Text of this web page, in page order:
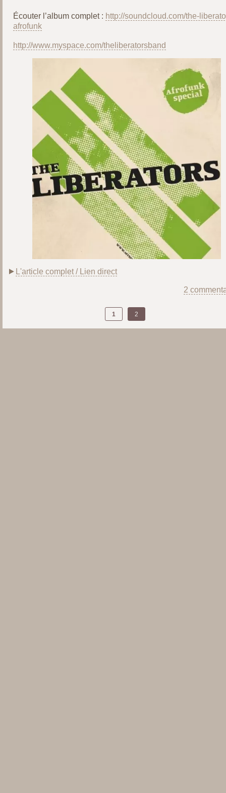
Écouter l’album complet : http://soundcloud.com/the-
afrofunk
http://www.myspace.com/theliberatorsband
L'article complet / Lien direct
2
1 2